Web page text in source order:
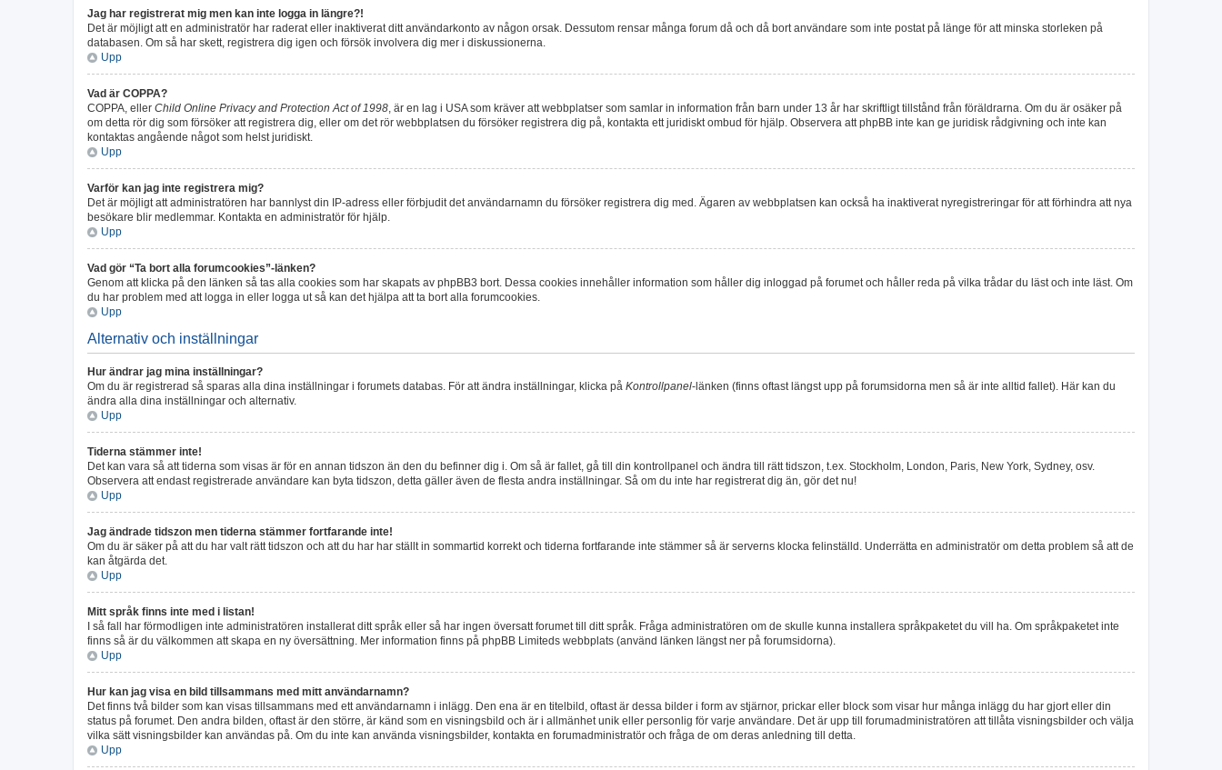
Jag har registrerat mig men kan inte logga in längre?!
Det är möjligt att en administratör har raderat eller inaktiverat ditt användarkonto av någon orsak. Dessutom rensar många forum då och då bort användare som inte postat på länge för att minska storleken på
databasen. Om så har skett, registrera dig igen och försök involvera dig mer i diskussionerna.
Upp
Vad är COPPA?
COPPA, eller Child Online Privacy and Protection Act of 1998 , är en lag i USA som kräver att webbplatser som samlar in information från barn under 13 år har skriftligt tillstånd från föräldrarna. Om du är osäker på
om detta rör dig som försöker att registrera dig, eller om det rör webbplatsen du försöker registrera dig på, kontakta ett juridiskt ombud för hjälp. Observera att phpBB inte kan ge juridisk rådgivning och inte kan
kontaktas angående något som helst juridiskt.
Upp
Varför kan jag inte registrera mig?
Det är möjligt att administratören har bannlyst din IP-adress eller förbjudit det användarnamn du försöker registrera dig med. Ägaren av webbplatsen kan också ha inaktiverat nyregistreringar för att förhindra att nya
besökare blir medlemmar. Kontakta en administratör för hjälp.
Upp
Vad gör “Ta bort alla forumcookies”-länken?
Genom att klicka på den länken så tas alla cookies som har skapats av phpBB3 bort. Dessa cookies innehåller information som håller dig inloggad på forumet och håller reda på vilka trådar du läst och inte läst. Om
du har problem med att logga in eller logga ut så kan det hjälpa att ta bort alla forumcookies.
Upp
Alternativ och inställningar
Hur ändrar jag mina inställningar?
Om du är registrerad så sparas alla dina inställningar i forumets databas. För att ändra inställningar, klicka på Kontrollpanel-länken (finns oftast längst upp på forumsidorna men så är inte alltid fallet). Här kan du
ändra alla dina inställningar och alternativ.
Upp
Tiderna stämmer inte!
Det kan vara så att tiderna som visas är för en annan tidszon än den du befinner dig i. Om så är fallet, gå till din kontrollpanel och ändra till rätt tidszon, t.ex. Stockholm, London, Paris, New York, Sydney, osv.
Observera att endast registrerade användare kan byta tidszon, detta gäller även de flesta andra inställningar. Så om du inte har registrerat dig än, gör det nu!
Upp
Jag ändrade tidszon men tiderna stämmer fortfarande inte!
Om du är säker på att du har valt rätt tidszon och att du har har ställt in sommartid korrekt och tiderna fortfarande inte stämmer så är serverns klocka felinställd. Underrätta en administratör om detta problem så att de
kan åtgärda det.
Upp
Mitt språk finns inte med i listan!
I så fall har förmodligen inte administratören installerat ditt språk eller så har ingen översatt forumet till ditt språk. Fråga administratören om de skulle kunna installera språkpaketet du vill ha. Om språkpaketet inte
finns så är du välkommen att skapa en ny översättning. Mer information finns på phpBB Limiteds webbplats (använd länken längst ner på forumsidorna).
Upp
Hur kan jag visa en bild tillsammans med mitt användarnamn?
Det finns två bilder som kan visas tillsammans med ett användarnamn i inlägg. Den ena är en titelbild, oftast är dessa bilder i form av stjärnor, prickar eller block som visar hur många inlägg du har gjort eller din
status på forumet. Den andra bilden, oftast är den större, är känd som en visningsbild och är i allmänhet unik eller personlig för varje användare. Det är upp till forumadministratören att tillåta visningsbilder och välja
vilka sätt visningsbilder kan användas på. Om du inte kan använda visningsbilder, kontakta en forumadministratör och fråga de om deras anledning till detta.
Upp